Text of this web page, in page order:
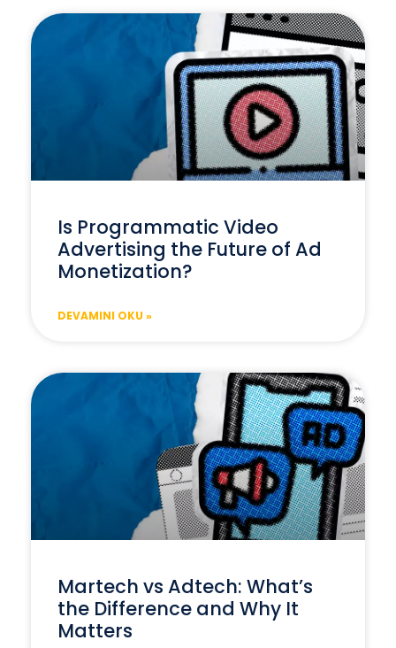
Is Programmatic Video
Advertising the Future of Ad
Monetization?
DEVAMINI OKU »
Martech vs Adtech: What’s
the Difference and Why It
Matters